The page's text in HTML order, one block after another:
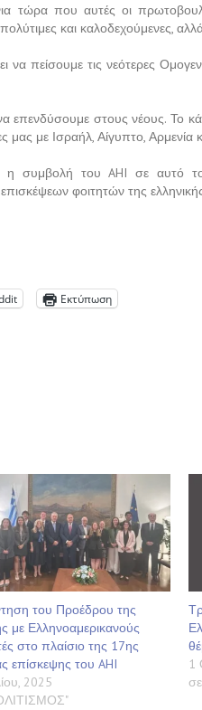
τώρα που αυτές οι
και καλοδεχούμενες,
πείσουμε τις νεότερες
επενδύσουμε στους νέους. Το
μας με Ισραήλ, Αίγυπτο, Αρμενία
η συμβολή του AHI σε αυτό
φοιτητών της
Εκτύπωση
του Προέδρου της
με Ελληνοαμερικανούς
στο πλαίσιο της 17ης
επίσκεψης του AHI
2025
1